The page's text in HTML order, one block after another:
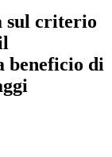
sul criterio
beneficio di